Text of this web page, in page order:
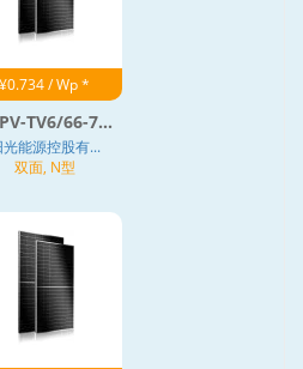
¥0.734 / Wp *
TV6/66-7...
光能源控股有...
双面, N型